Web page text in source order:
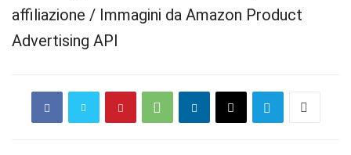
affiliazione / Immagini da Amazon Product
Advertising API